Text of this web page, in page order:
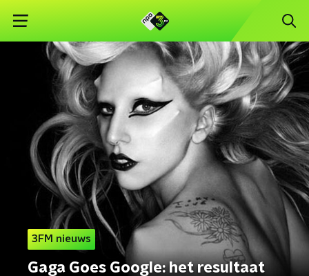
3FM nieuws
Gaga Goes Google: het resultaat